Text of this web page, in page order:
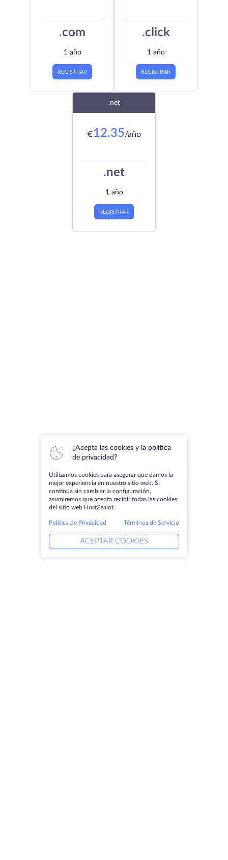
.com
1 año
REGISTRAR
.click
1 año
REGISTRAR
.net
€12.35/año
.net
1 año
REGISTRAR
¿Acepta las cookies y la política
de privacidad?
Utilizamos cookies para asegurar que damos la
mejor experiencia en nuestro sitio web. Si
continúa sin cambiar la configuración,
asumiremos que acepta recibir todas las cookies
del sitio web HostZealot.
Política de Privacidad Términos de Servicio
ACEPTAR COOKIES